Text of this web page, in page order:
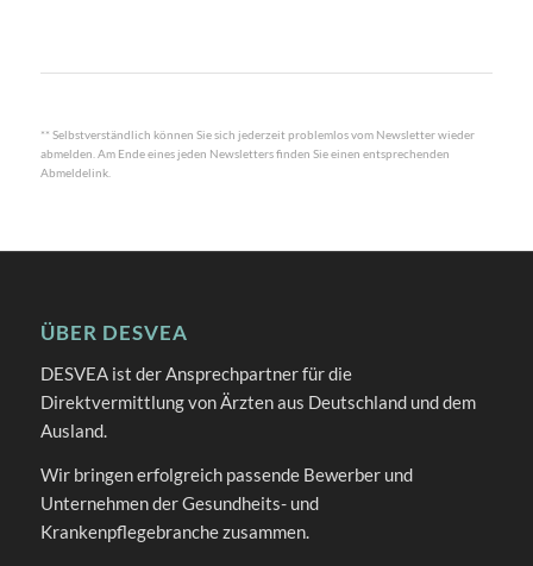
** Selbstverständlich können Sie sich jederzeit problemlos vom Newsletter wieder
abmelden. Am Ende eines jeden Newsletters finden Sie einen entsprechenden
Abmeldelink.
ÜBER DESVEA
DESVEA ist der Ansprechpartner für die
Direktvermittlung von Ärzten aus Deutschland und dem
Ausland.
Wir bringen erfolgreich passende Bewerber und
Unternehmen der Gesundheits- und
Krankenpflegebranche zusammen.